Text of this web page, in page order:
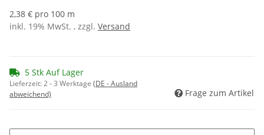
2,38 € pro 100 m
inkl. 19% MwSt. , zzgl. Versand
5 Stk Auf Lager
Lieferzeit:2 - 3 Werktage (DE - Ausland
abweichend)
Frage zum Artikel